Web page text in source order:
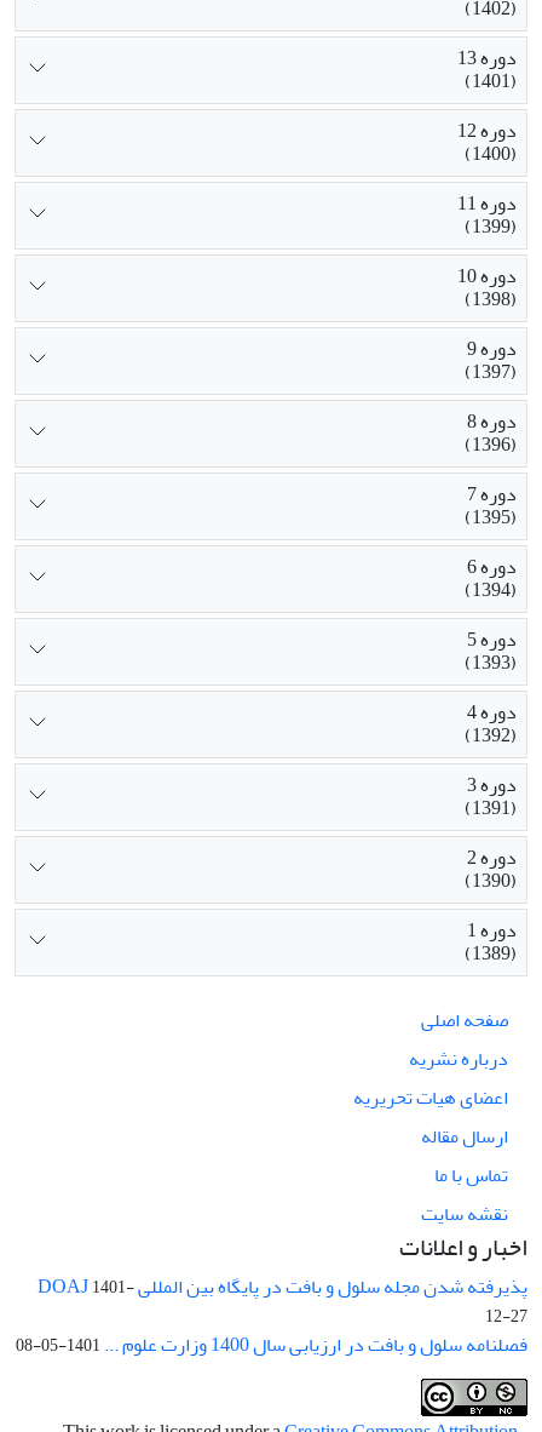
(1402)
دوره 13
(1401)
دوره 12
(1400)
دوره 11
(1399)
دوره 10
(1398)
دوره 9
(1397)
دوره 8
(1396)
دوره 7
(1395)
دوره 6
(1394)
دوره 5
(1393)
دوره 4
(1392)
دوره 3
(1391)
دوره 2
(1390)
دوره 1
(1389)
صفحه اصلی
درباره نشریه
اعضای هیات تحریریه
ارسال مقاله
تماس با ما
نقشه سایت
اخبار و اعلانات
پذیرفته شدن مجله سلول و بافت در پایگاه بین المللی DOAJ1401-
12-27
فصلنامه سلول و بافت در ارزیابی سال 1400 وزارت علوم ... 1401-05-08